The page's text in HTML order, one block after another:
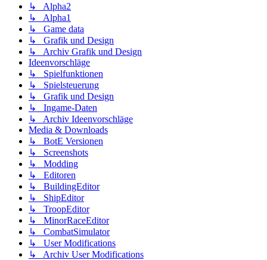
↳ Alpha2
↳ Alpha1
↳ Game data
↳ Grafik und Design
↳ Archiv Grafik und Design
Ideenvorschläge
↳ Spielfunktionen
↳ Spielsteuerung
↳ Grafik und Design
↳ Ingame-Daten
↳ Archiv Ideenvorschläge
Media & Downloads
↳ BotE Versionen
↳ Screenshots
↳ Modding
↳ Editoren
↳ BuildingEditor
↳ ShipEditor
↳ TroopEditor
↳ MinorRaceEditor
↳ CombatSimulator
↳ User Modifications
↳ Archiv User Modifications